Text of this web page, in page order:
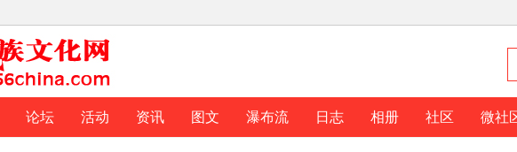
论坛 活动 资讯 图文 瀑布流 日志 相册 社区 微社